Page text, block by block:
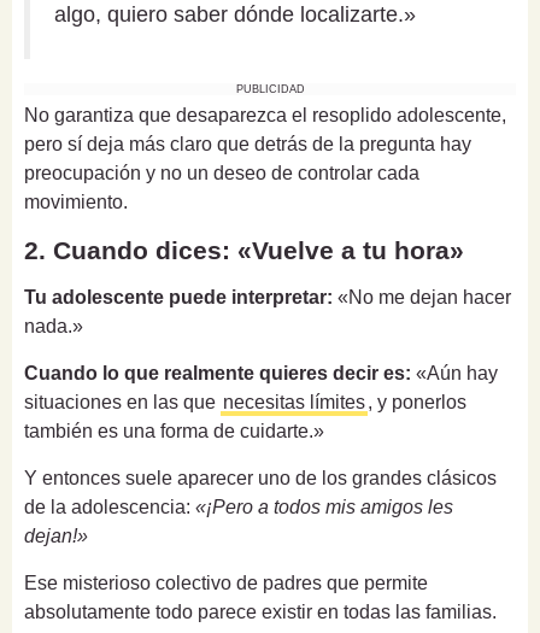
algo, quiero saber dónde localizarte.»
PUBLICIDAD
No garantiza que desaparezca el resoplido adolescente,
pero sí deja más claro que detrás de la pregunta hay
preocupación y no un deseo de controlar cada
movimiento.
2. Cuando dices: «Vuelve a tu hora»
Tu adolescente puede interpretar: «No me dejan hacer
nada.»
Cuando lo que realmente quieres decir es: «Aún hay
situaciones en las que necesitas límites, y ponerlos
también es una forma de cuidarte.»
Y entonces suele aparecer uno de los grandes clásicos
de la adolescencia: «¡Pero a todos mis amigos les
dejan!»
Ese misterioso colectivo de padres que permite
absolutamente todo parece existir en todas las familias.